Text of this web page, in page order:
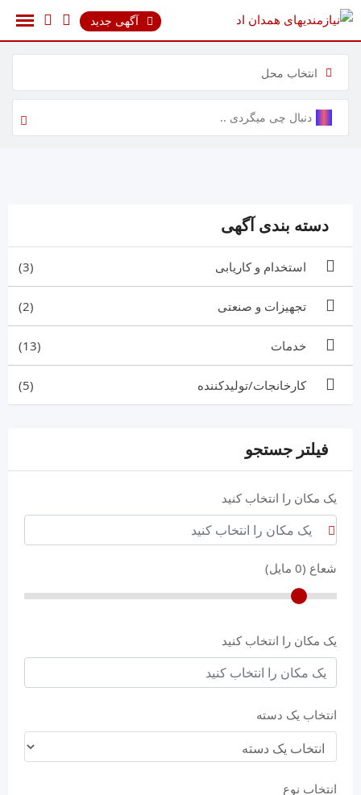
پرش
محتوا
آگهی جدید
انتخاب محل
دسته بندی آگهی
استخدام و کاریابی (3)
تجهیزات و صنعتی (2)
خدمات (13)
کارخانجات/تولیدکننده (5)
فیلتر جستجو
یک مکان را انتخاب کنید
شعاع (0 مایل)
یک مکان را انتخاب کنید
انتخاب یک دسته
انتخاب نوع